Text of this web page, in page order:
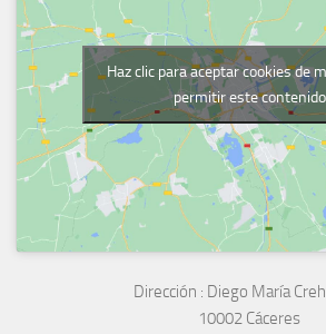
Haz clic para aceptar cookies de
permitir este contenido
Dirección : Diego María
10002 Cáceres